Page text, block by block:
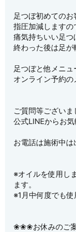
足つぼ初めてのお
指圧加減しますの
痛気持ちいい足つ
終わった後は足
足つぼと他メニュ
オンライン予約の
ご質問等ございま
公式LINEからお気
お電話は施術中は
※オイルを使用し
ます。
※1月中何度でも使
❀❀❀お休みのご